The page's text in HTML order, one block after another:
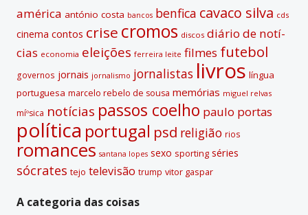
américa antónio costa bancos benfica cavaco silva cds
cinema contos crise cromos discos diário de notí­
cias economia eleições ferreira leite filmes futebol
governos jornais jornalismo jornalistas livros lí­ngua
portuguesa marcelo rebelo de sousa memórias miguel relvas
míºsica notí­cias passos coelho paulo portas
polí­tica portugal psd religião rios
romances santana lopes sexo sporting séries
sócrates tejo televisão trump vitor gaspar
A categoria das coisas